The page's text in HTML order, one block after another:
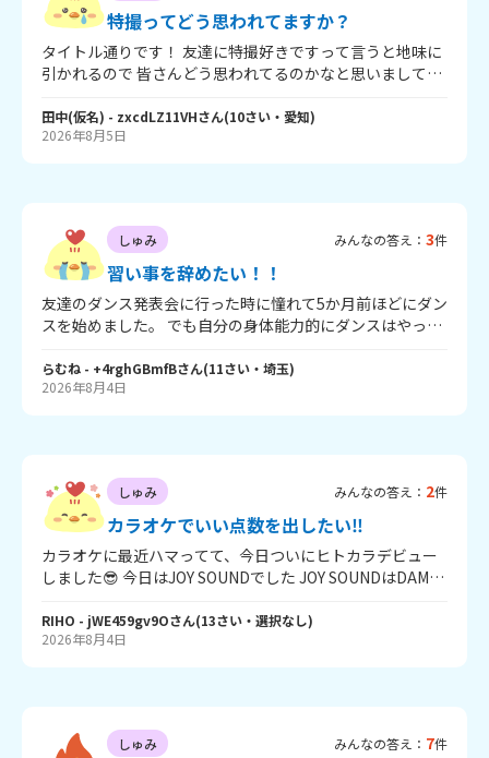
特撮ってどう思われてますか？
タイトル通りです！ 友達に特撮好きですって言うと地味に
引かれるので 皆さんどう思われてるのかなと思いまして…
ょっと引いちゃうかも… とかでももうなんでも大丈夫で
す！ それとM!LKが好きな方で映画観た方に聞きます！ で
CGやミニチュア、爆破などを使って現実ではあり得ない映
像を作ること、 もしくはそれで作られた番組や映画です 仮
面ライダーやウルトラマンや怪獣映画が当てはまりますね
田中(仮名) - zxcdLZ11VHさん(10さい・ 愛知)
2026年8月5日
しゅみ みんなの答え： 3件
習い事を辞めたい！！
友達のダンス発表会に行った時に憧れて5か月前ほどにダン
スを始めました。 でも自分の身体能力的にダンスはやっぱ
ので辞めたいです。 一応自分がやりたいと言って始めたも
のだから、なかなか言えません。 みんなが辞める時にこう
らむね - +4rghGBmfBさん(11さい・ 埼玉)
2026年8月4日
しゅみ みんなの答え： 2件
カラオケでいい点数を出したい‼️
カラオケに最近ハマってて、今日ついにヒトカラデビュー
しました😎 今日はJOY SOUNDでした JOY SOUNDはDAMよ
斜陽で95.666でした ヨルシカは割と90超えられるんですけ
ど 問題なのはミセスです！！ ミセスだと90になかなか乗り
すればいいのでしょうか…
RIHO - jWE459gv9Oさん(13さい・ 選択なし)
2026年8月4日
しゅみ みんなの答え： 7件